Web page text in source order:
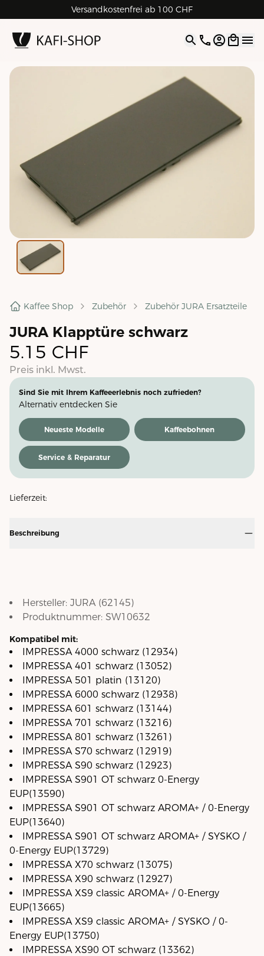
Versandkostenfrei ab 100 CHF
4.9| 5.0 Google
Open
Kaffee Shop Zubehör Zubehör JURA Ersatzteile
JURA Klapptüre schwarz
5.15 CHF
Preis inkl. Mwst.
Sind Sie mit Ihrem Kaffeeerlebnis noch zufrieden?
Alternativ entdecken Sie
Neueste Modelle Kaffeebohnen
Service & Reparatur
Lieferzeit:
Beschreibung
Hersteller: JURA (62145)
Produktnummer: SW10632
Kompatibel mit:
IMPRESSA 4000 schwarz (12934)
IMPRESSA 401 schwarz (13052)
IMPRESSA 501 platin (13120)
IMPRESSA 6000 schwarz (12938)
IMPRESSA 601 schwarz (13144)
IMPRESSA 701 schwarz (13216)
IMPRESSA 801 schwarz (13261)
IMPRESSA S70 schwarz (12919)
IMPRESSA S90 schwarz (12923)
IMPRESSA S901 OT schwarz 0-Energy
EUP(13590)
IMPRESSA S901 OT schwarz AROMA+ / 0-Energy
EUP(13640)
IMPRESSA S901 OT schwarz AROMA+ / SYSKO /
0-Energy EUP(13729)
IMPRESSA X70 schwarz (13075)
IMPRESSA X90 schwarz (12927)
IMPRESSA XS9 classic AROMA+ / 0-Energy
EUP(13665)
IMPRESSA XS9 classic AROMA+ / SYSKO / 0-
Energy EUP(13750)
IMPRESSA XS90 OT schwarz (13362)